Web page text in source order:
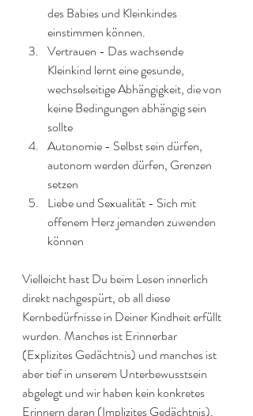
des Babies und Kleinkindes
einstimmen können.
Vertrauen - Das wachsende
Kleinkind lernt eine gesunde,
wechselseitige Abhängigkeit, die von
keine Bedingungen abhängig sein
sollte
Autonomie - Selbst sein dürfen,
autonom werden dürfen, Grenzen
setzen
Liebe und Sexualität - Sich mit
offenem Herz jemanden zuwenden
können
Vielleicht hast Du beim Lesen innerlich
direkt nachgespürt, ob all diese
Kernbedürfnisse in Deiner Kindheit erfüllt
wurden. Manches ist Erinnerbar
(Explizites Gedächtnis) und manches ist
aber tief in unserem Unterbewusstsein
abgelegt und wir haben kein konkretes
Erinnern daran (Implizites Gedächtnis).